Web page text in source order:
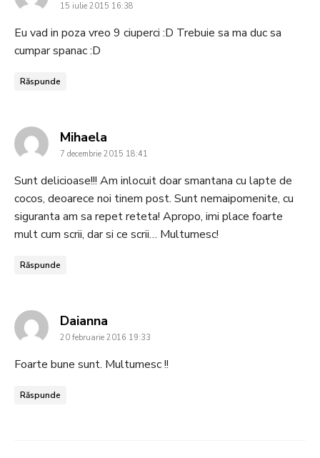
15 iulie 2015 16:38
Eu vad in poza vreo 9 ciuperci :D Trebuie sa ma duc sa
cumpar spanac :D
Răspunde
Mihaela
7 decembrie 2015 18:41
Sunt delicioase!!! Am inlocuit doar smantana cu lapte de
cocos, deoarece noi tinem post. Sunt nemaipomenite, cu
siguranta am sa repet reteta! Apropo, imi place foarte
mult cum scrii, dar si ce scrii… Multumesc!
Răspunde
Daianna
20 februarie 2016 19:33
Foarte bune sunt. Multumesc !!
Răspunde